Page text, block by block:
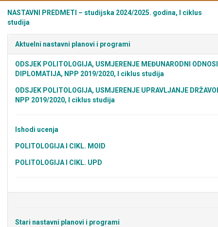
NASTAVNI PREDMETI – studijska 2024/2025. godina, I ciklus
studija
Aktuelni nastavni planovi i programi
ODSJEK POLITOLOGIJA, USMJERENJE MEĐUNARODNI
DIPLOMATIJA, NPP 2019/2020, I ciklus studija
ODSJEK POLITOLOGIJA, USMJERENJE UPRAVLJANJE
NPP 2019/2020, I ciklus studija
Ishodi ucenja
POLITOLOGIJA I CIKL. MOID
POLITOLOGIJA I CIKL. UPD
Stari nastavni planovi i programi